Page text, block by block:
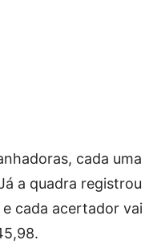
cada uma
a quadra registrou
cada acertador vai